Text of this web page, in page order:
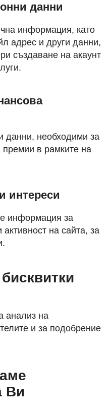
данни
информация, като
адрес и други данни,
създаване на акаунт
данни, необходими за
в рамките на
интереси
информация за
на сайта, за
анализ на
и за подобрение
Ви